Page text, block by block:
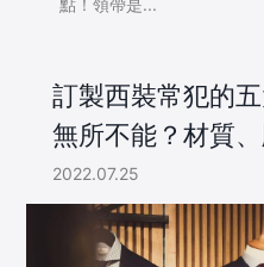
點！領帶是...
訂製西裝常犯的
無所不能？材質
2022.07.25